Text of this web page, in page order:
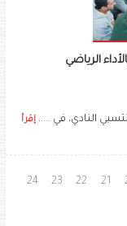
الرياضي
النادي، في ..... إقرأ
21
22
23
24